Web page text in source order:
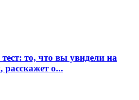
то, что вы увидели на
о...